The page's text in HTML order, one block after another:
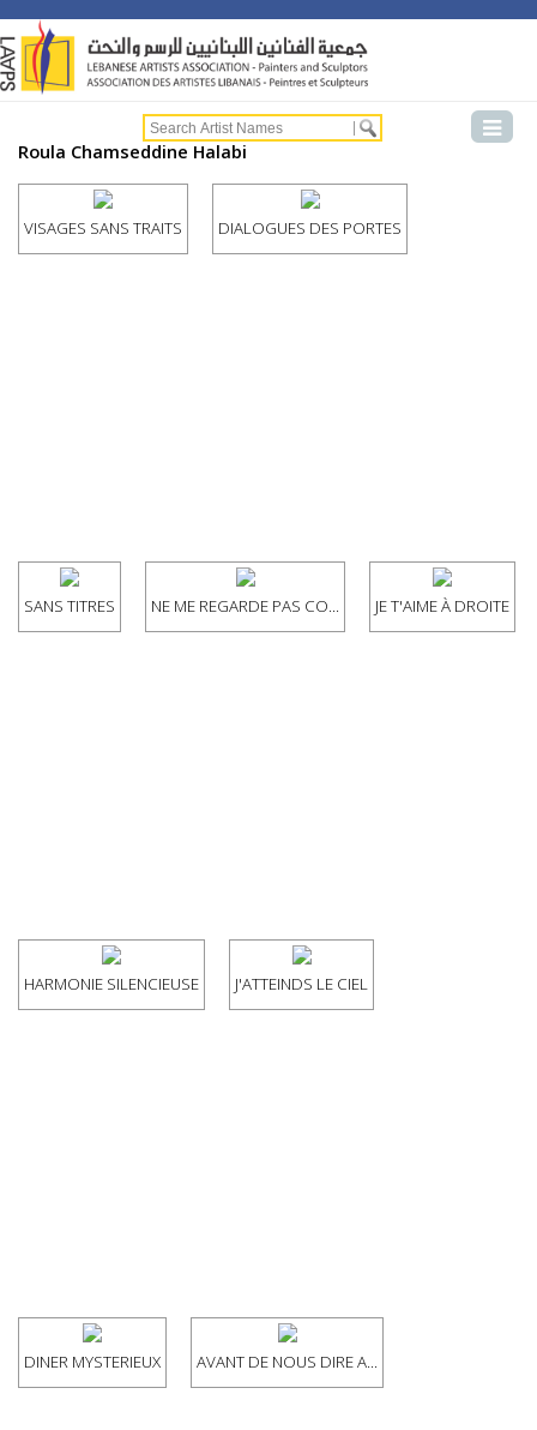
Roula Chamseddine Halabi
VISAGES SANS TRAITS DIALOGUES DES PORTES
SANS TITRES NE ME REGARDE PAS CO... JE T'AIME À DROITE
HARMONIE SILENCIEUSE J'ATTEINDS LE CIEL
DINER MYSTERIEUX AVANT DE NOUS DIRE A...